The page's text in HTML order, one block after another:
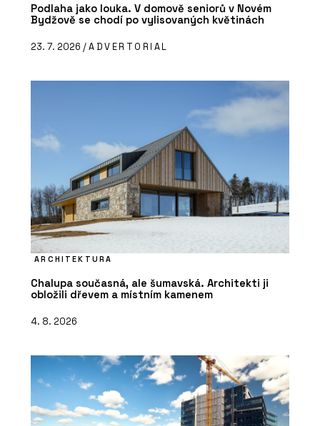
Podlaha jako louka. V domově seniorů v Novém
Bydžově se chodí po vylisovaných květinách
23. 7. 2026 /ADVERTORIAL
ARCHITEKTURA
Chalupa současná, ale šumavská. Architekti ji
obložili dřevem a místním kamenem
4. 8. 2026